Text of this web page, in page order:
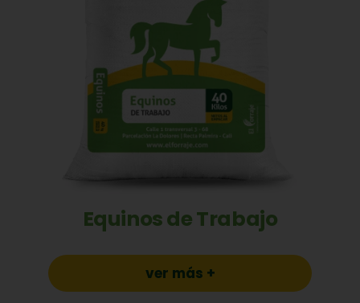
Equinos de Trabajo
ver más +